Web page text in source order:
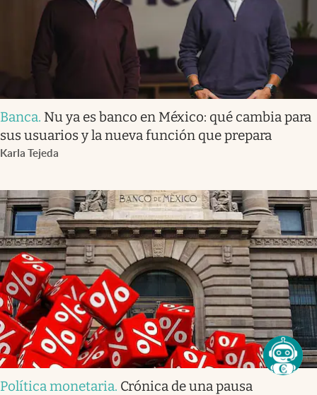
Banca. Nu ya es banco en México: qué cambia para
sus usuarios y la nueva función que prepara
Karla Tejeda
Política monetaria. Crónica de una pausa